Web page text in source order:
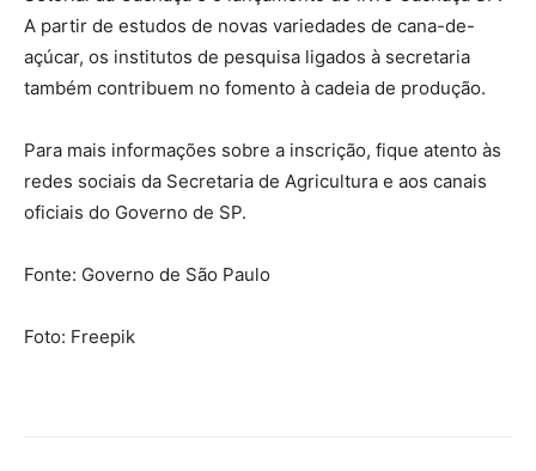
A partir de estudos de novas variedades de cana-de-
açúcar, os institutos de pesquisa ligados à secretaria
também contribuem no fomento à cadeia de produção.
Para mais informações sobre a inscrição, fique atento às
redes sociais da Secretaria de Agricultura e aos canais
oficiais do Governo de SP.
Fonte: Governo de São Paulo
Foto: Freepik